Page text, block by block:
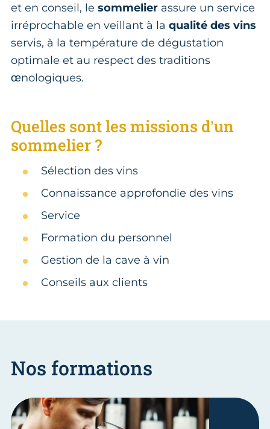
et en conseil, le sommelier assure un service
irréprochable en veillant à la qualité des vins
servis, à la température de dégustation
optimale et au respect des traditions
œnologiques.
Quelles sont les missions d’un
sommelier ?
Sélection des vins
Connaissance approfondie des vins
Service
Formation du personnel
Gestion de la cave à vin
Conseils aux clients
Nos formations